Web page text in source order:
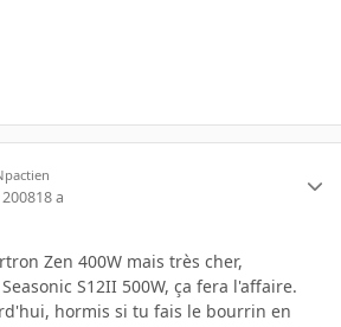
18 a
Zen 400W mais très cher,
S12II 500W, ça fera l'affaire.
hormis si tu fais le bourrin en